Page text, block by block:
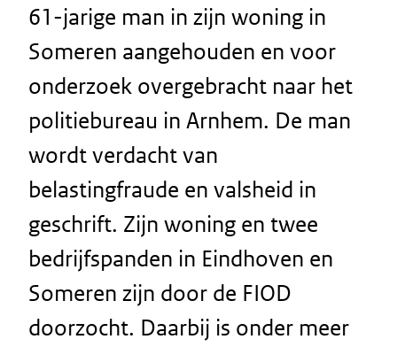
61-jarige man in zijn woning in
Someren aangehouden en voor
onderzoek overgebracht naar het
politiebureau in Arnhem. De man
wordt verdacht van
belastingfraude en valsheid in
geschrift. Zijn woning en twee
bedrijfspanden in Eindhoven en
Someren zijn door de FIOD
doorzocht. Daarbij is onder meer